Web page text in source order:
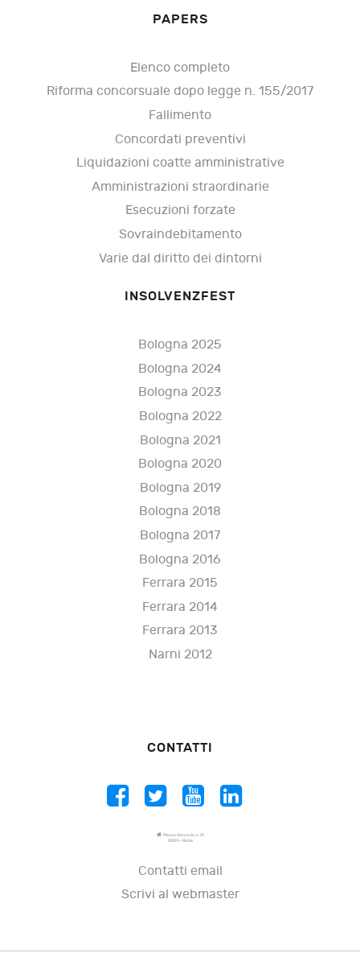
PAPERS
Elenco completo
Riforma concorsuale dopo legge n. 155/2017
Fallimento
Concordati preventivi
Liquidazioni coatte amministrative
Amministrazioni straordinarie
Esecuzioni forzate
Sovraindebitamento
Varie dal diritto dei dintorni
INSOLVENZFEST
Bologna 2025
Bologna 2024
Bologna 2023
Bologna 2022
Bologna 2021
Bologna 2020
Bologna 2019
Bologna 2018
Bologna 2017
Bologna 2016
Ferrara 2015
Ferrara 2014
Ferrara 2013
Narni 2012
CONTATTI
Piazza Vescovio, n. 21
00199 - Roma
Contatti email
Scrivi al webmaster